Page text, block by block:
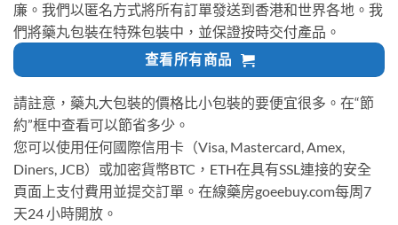
廉。我們以匿名方式將所有訂單發送到香港和世界各地。我
們將藥丸包裝在特殊包裝中，並保證按時交付產品。
查看所有商品
請註意，藥丸大包裝的價格比小包裝的要便宜很多。在“節
約”框中查看可以節省多少。
您可以使用任何國際信用卡（Visa, Mastercard, Amex,
Diners, JCB）或加密貨幣BTC，ETH在具有SSL連接的安全
頁面上支付費用並提交訂單。在線藥房goeebuy.com每周7
天24 小時開放。